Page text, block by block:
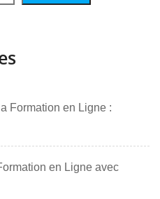
Formation en Ligne :
en Ligne avec